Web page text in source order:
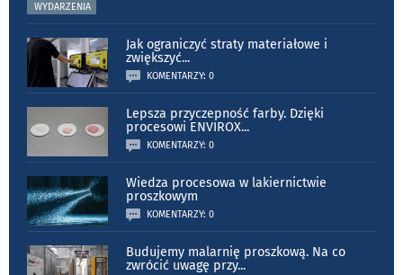
WYDARZENIA
Jak ograniczyć straty materiałowe i
zwiększyć...
KOMENTARZY: 0
Lepsza przyczepność farby. Dzięki
procesowi ENVIROX...
KOMENTARZY: 0
Wiedza procesowa w lakiernictwie
proszkowym
KOMENTARZY: 0
Budujemy malarnię proszkową. Na co
zwrócić uwagę przy...